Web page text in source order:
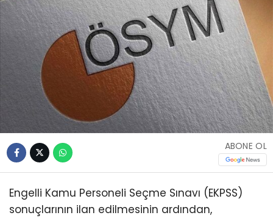
ABONE OL
Engelli Kamu Personeli Seçme Sınavı (EKPSS)
sonuçlarının ilan edilmesinin ardından,